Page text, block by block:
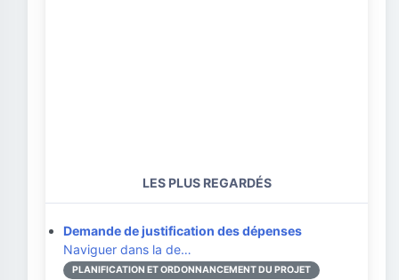
LES PLUS REGARDÉS
Demande de justification des dépenses
Naviguer dans la de…
PLANIFICATION ET ORDONNANCEMENT DU PROJET